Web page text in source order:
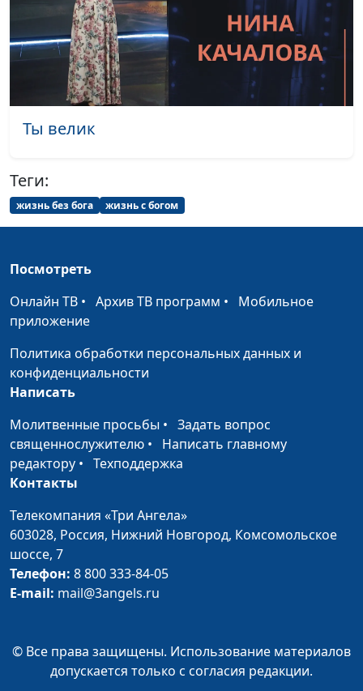
Ты велик
Теги:
жизнь без бога жизнь с богом
Посмотреть
Онлайн ТВ • Архив ТВ программ • Мобильное
приложение
Политика обработки персональных данных и
конфиденциальности
Написать
Молитвенные просьбы • Задать вопрос
священнослужителю • Написать главному
редактору • Техподдержка
Контакты
Телекомпания «Три Ангела»
603028, Россия, Нижний Новгород, Комсомольское
шоссе, 7
Телефон: 8 800 333-84-05
E-mail: mail@3angels.ru
© Все права защищены. Использование материалов
допускается только с согласия редакции.